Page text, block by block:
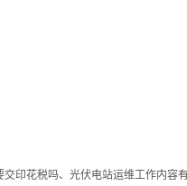
印花税吗、光伏电站运维工作内容